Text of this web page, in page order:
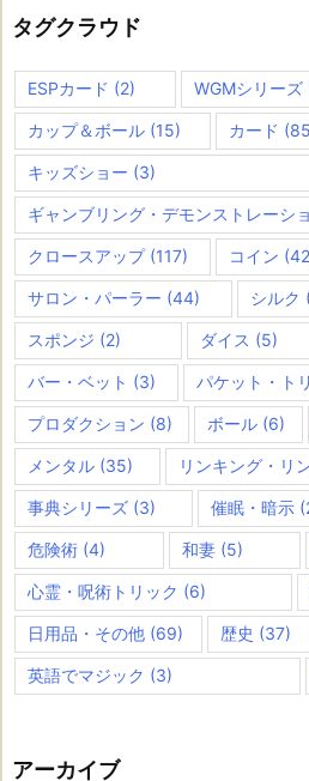
タグクラウド
ESPカード (2) WGMシリーズ
カップ＆ボール (15) カード
キッズショー (3)
ギャンブリング・デモンストレーシ
クロースアップ(117) コイン
サロン・パーラー (44) シルク
スポンジ (2) ダイス (5)
バー・ベット (3) パケット・ト
プロダクション (8) ボール (6)
メンタル (35) リンキング・リ
事典シリーズ (3) 催眠・暗示
危険術 (4) 和妻(5)
心霊・呪術トリック (6)
日用品・その他 (69) 歴史 (37)
英語でマジック (3)
アーカイブ